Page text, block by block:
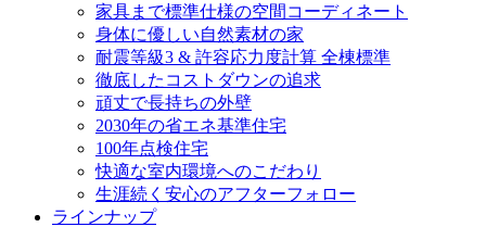
家具まで標準仕様の空間コーディネート
身体に優しい自然素材の家
耐震等級3 & 許容応力度計算 全棟標準
徹底したコストダウンの追求
頑丈で長持ちの外壁
2030年の省エネ基準住宅
100年点検住宅
快適な室内環境へのこだわり
生涯続く安心のアフターフォロー
ラインナップ